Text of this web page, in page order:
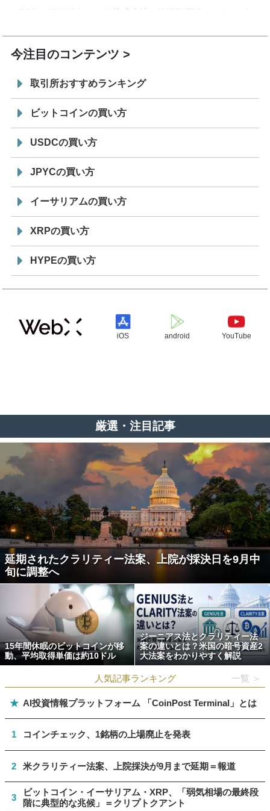
7/29
SBI VCトレード株式会社
信託型円建てステーブル
今注目のコンテンツ
取引所おすすめランキング
ビットコインの買い方
USDCの買い方
JPYCの買い方
イーサリアムの買い方
XRPの買い方
HYPEの買い方
iOS android YouTube
厳選・注目記事
延期されたクラリティー法案、上院が採決日を9月中
旬に調整へ
15年間休眠のビットコインが移
動、平均取得単価は約10ドル
ジーニアス法とクラリティー法
案の違いとは？米国の暗号資産2
大法案をわかりやすく解説
人気記事ランキング 一覧 ＞
★ AI投資情報プラットフォーム 「CoinPost Terminal」とは
1 コインチェック、1銘柄の上場廃止を発表
2 米クラリティー法案、上院採決が9月まで延期＝報道
3
ビットコイン・イーサリアム・XRP、「弱気相場の最終段
階に典型的な兆候」＝クリプトクアント